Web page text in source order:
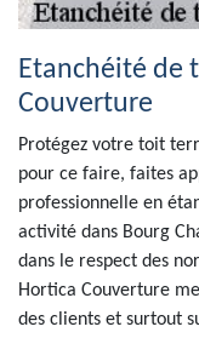
Etanchéité de
Couverture
Protégez votre toit
pour ce faire, faites
professionnelle en
activité dans Bourg
dans le respect des
Hortica Couverture
des clients et surtout